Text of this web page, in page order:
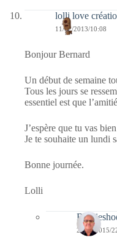
lolli love
11/02/2013/10:08
Bonjour Bernard
Un début de semaine
Tous les jours se
essentiel est que
J’espère que tu vas
Je te souhaite un lundi
Bonne journée.
Lolli
20/01/2015/